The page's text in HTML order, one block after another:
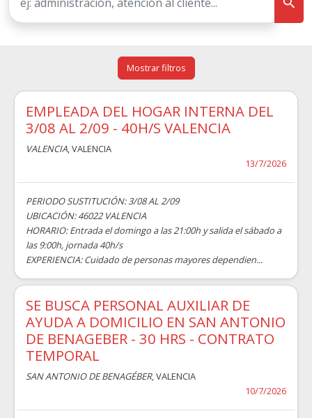
Mostrar filtros
EMPLEADA DEL HOGAR INTERNA DEL
3/08 AL 2/09 - 40H/S VALENCIA
VALENCIA, VALENCIA
13/7/2026
PERIODO SUSTITUCIÓN: 3/08 AL 2/09
UBICACIÓN: 46022 VALENCIA
HORARIO: Entrada el domingo a las 21:00h y salida el sábado a
las 9:00h, jornada 40h/s
EXPERIENCIA: Cuidado de personas mayores dependien...
SE BUSCA PERSONAL AUXILIAR DE
AYUDA A DOMICILIO EN SAN ANTONIO
DE BENAGEBER - 30 HRS - CONTRATO
TEMPORAL
SAN ANTONIO DE BENAGÉBER, VALENCIA
10/7/2026